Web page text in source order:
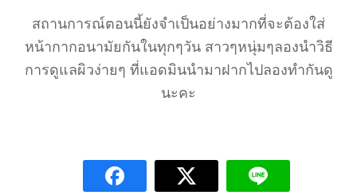
สถานการณ์ตอนนี้ยังจำเป็นอย่างมากที่จะต้องใส่
หน้ากากอนามัยกันในทุกๆวัน สาวๆหนุ่มๆลองนำวิธี
การดูแลผิวง่ายๆ ที่แอดมินนำมาฝากไปลองทำกันดู
นะคะ